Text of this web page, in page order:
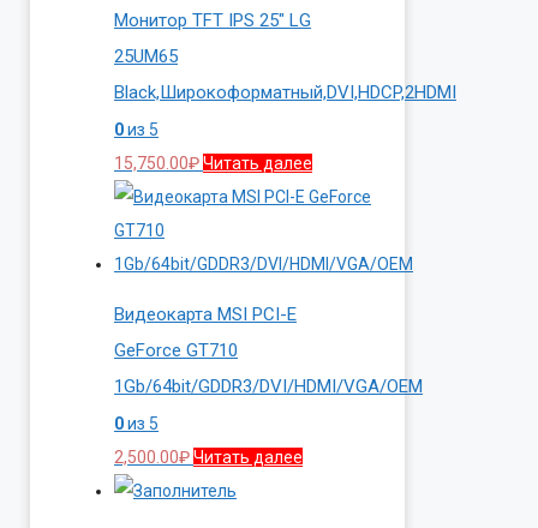
Монитор TFT IPS 25″ LG
25UM65
Black,Широкоформатный,DVI,HDCP,2HDMI
0из 5
15,750.00₽Читать далее
Видеокарта MSI PCI-E
GeForce GT710
1Gb/64bit/GDDR3/DVI/HDMI/VGA/OEM
0из 5
2,500.00₽Читать далее